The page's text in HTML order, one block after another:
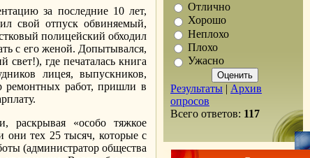
за последние 10 лет,
свой отпуск обвиняемый,
полицейский обходил
с его женой. Допытывался,
где печаталась книга
лицея, выпускников,
ремонтных работ, пришли в
раскрывая «особо тяжкое
они тех 25 тысяч, которые с
(администратор общества
Отлично
Хорошо
Неплохо
Плохо
Ужасно
Результаты | Архив
опросов
Всего ответов: 117